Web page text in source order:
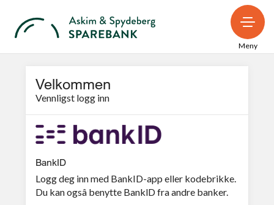
Meny
Velkommen
Vennligst logg inn
BankID
Logg deg inn med BankID-app eller kodebrikke.
Du kan ogsâ benytte BanklD fra andre banker.